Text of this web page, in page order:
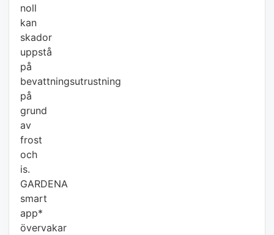
noll
kan
skador
uppstå
på
bevattningsutrustning
på
grund
av
frost
och
is.
GARDENA
smart
app*
övervakar